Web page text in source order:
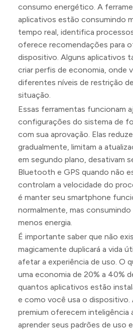
consumo energético. A
aplicativos estão consumindo
tempo real, identifica
oferece recomendações para
dispositivo. Alguns aplicativos
criar perfis de economia, onde
diferentes níveis de restrição
situação.
Essas ferramentas funcionam
configurações do sistema de
com sua aprovação. Elas
gradualmente, limitam a
em segundo plano, desativam
Bluetooth e GPS quando não
controlam a velocidade do
é manter seu smartphone
normalmente, mas
menos energia.
É importante saber que não
magicamente duplicará a vida
afetar a experiência de uso. O
uma economia de 20% a 40%
quantos aplicativos estão
e como você usa o dispositivo.
premium oferecem inteligência
aprender seus padrões de uso